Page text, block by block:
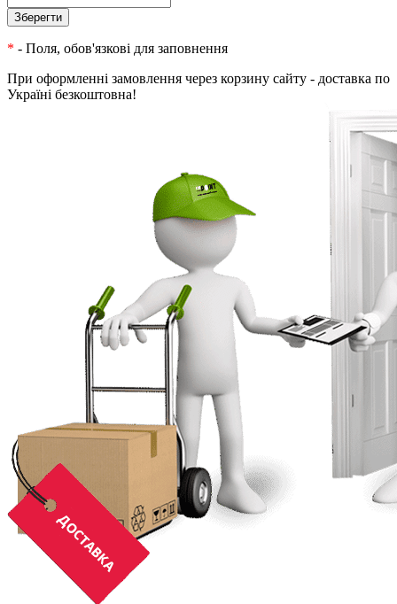
* - Поля, обов'язкові для заповнення
При оформленні замовлення через корзину сайту - доставка по
Україні безкоштовна!